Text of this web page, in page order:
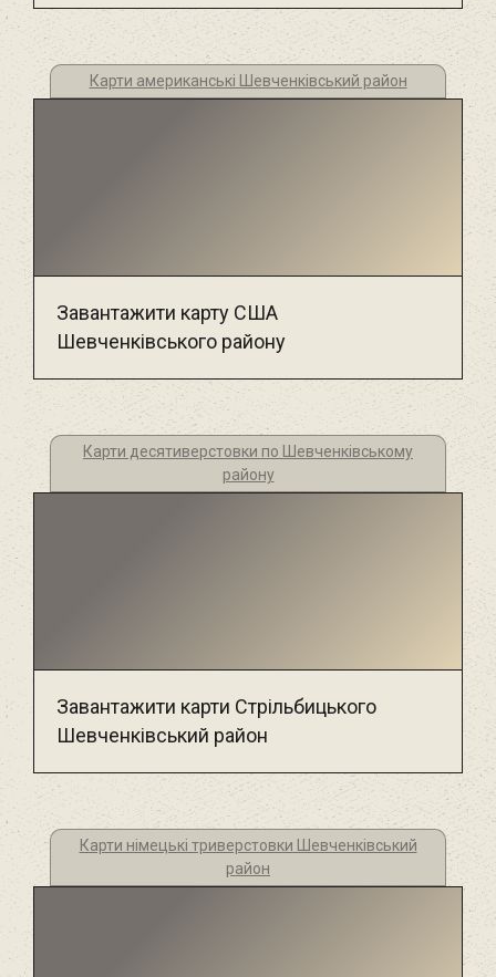
Карти американські Шевченківський район
Завантажити карту США
Шевченківського району
Карти десятиверстовки по Шевченківському
району
Завантажити карти Стрільбицького
Шевченківський район
Карти німецькі триверстовки Шевченківський
район